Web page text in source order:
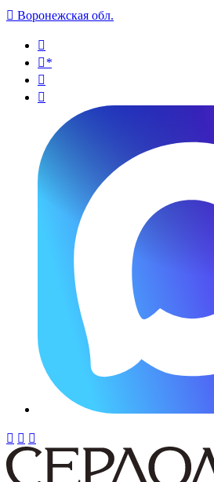
 Воронежская обл.

*


  